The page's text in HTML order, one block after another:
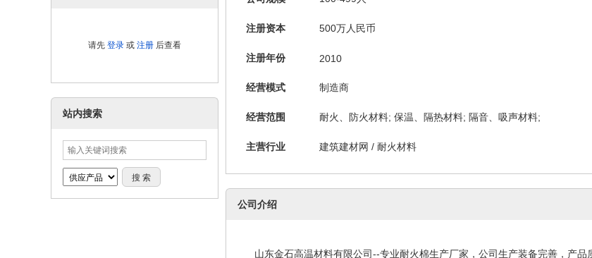
请先 登录 或 注册 后查看
站内搜索
注册资本 500万人民币
注册年份 2010
经营模式 制造商
经营范围 耐火、防火材料; 保温、隔热材料; 隔音、吸声材料;
主营行业 建筑建材网 / 耐火材料
公司介绍
山东金石高温材料有限公司--专业耐火棉生产厂家，公司生产装备完善，产